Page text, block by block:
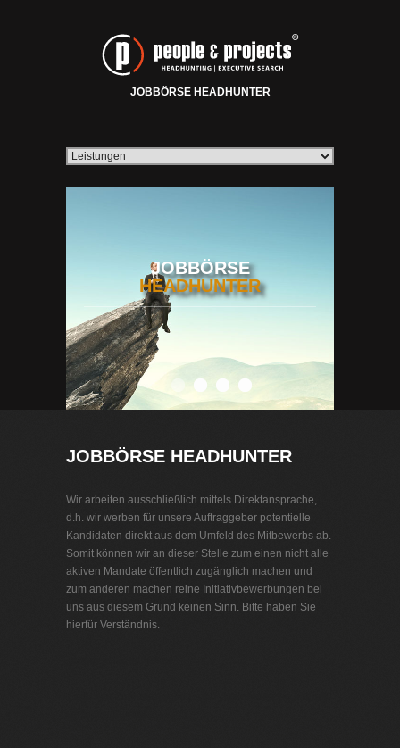
JOBBÖRSE HEADHUNTER
JOBBÖRSE
HEADHUNTER
0 1 2 3
JOBBÖRSE HEADHUNTER
Wir arbeiten ausschließlich mittels Direktansprache,
d.h. wir werben für unsere Auftraggeber potentielle
Kandidaten direkt aus dem Umfeld des Mitbewerbs ab.
Somit können wir an dieser Stelle zum einen nicht alle
aktiven Mandate öffentlich zugänglich machen und
zum anderen machen reine Initiativbewerbungen bei
uns aus diesem Grund keinen Sinn. Bitte haben Sie
hierfür Verständnis.